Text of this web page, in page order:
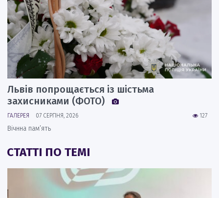
Львів попрощається із шістьма
захисниками (ФОТО)
127
ГАЛЕРЕЯ 07 СЕРПНЯ, 2026
Вічнна пам’ять
СТАТТІ ПО ТЕМІ